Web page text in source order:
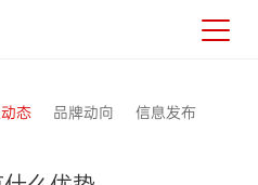
态 品牌动向 信息发布